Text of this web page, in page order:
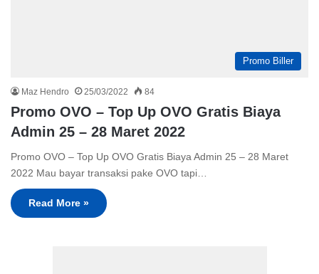
Promo Biller
Maz Hendro 25/03/2022 84
Promo OVO – Top Up OVO Gratis Biaya
Admin 25 – 28 Maret 2022
Promo OVO – Top Up OVO Gratis Biaya Admin 25 – 28 Maret
2022 Mau bayar transaksi pake OVO tapi…
Read More »